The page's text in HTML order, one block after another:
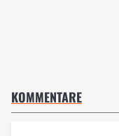
KOMMENTARE